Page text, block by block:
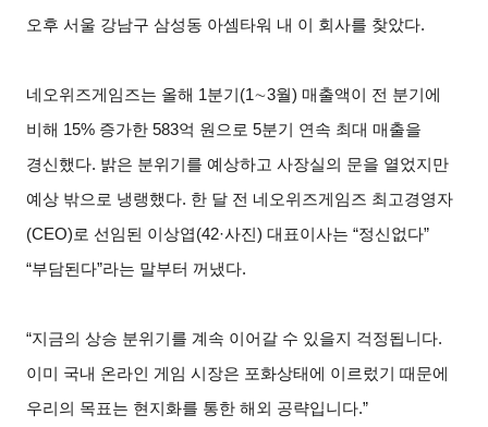
오후 서울 강남구 삼성동 아셈타워 내 이 회사를 찾았다.
네오위즈게임즈는 올해 1분기(1∼3월) 매출액이 전 분기에
비해 15% 증가한 583억 원으로 5분기 연속 최대 매출을
경신했다. 밝은 분위기를 예상하고 사장실의 문을 열었지만
예상 밖으로 냉랭했다. 한 달 전 네오위즈게임즈 최고경영자
(CEO)로 선임된 이상엽(42·사진) 대표이사는 “정신없다”
“부담된다”라는 말부터 꺼냈다.
“지금의 상승 분위기를 계속 이어갈 수 있을지 걱정됩니다.
이미 국내 온라인 게임 시장은 포화상태에 이르렀기 때문에
우리의 목표는 현지화를 통한 해외 공략입니다.”